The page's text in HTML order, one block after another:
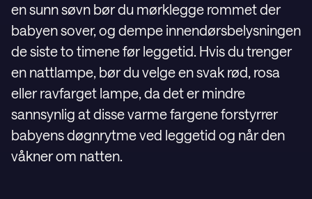
en sunn søvn bør du mørklegge rommet der
babyen sover, og dempe innendørsbelysningen
de siste to timene før leggetid. Hvis du trenger
en nattlampe, bør du velge en svak rød, rosa
eller ravfarget lampe, da det er mindre
sannsynlig at disse varme fargene forstyrrer
babyens døgnrytme ved leggetid og når den
våkner om natten.